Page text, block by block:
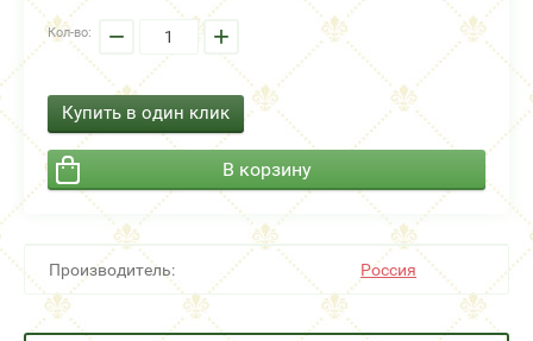
Кол-во: − +
Купить в один клик
В корзину
Производитель: Россия